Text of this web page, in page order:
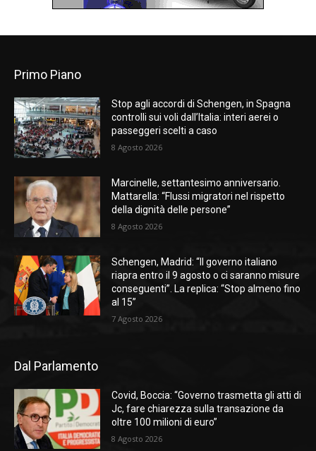
Primo Piano
Stop agli accordi di Schengen, in Spagna
controlli sui voli dall’Italia: interi aerei o
passeggeri scelti a caso
8 Agosto 2026
Marcinelle, settantesimo anniversario.
Mattarella: “Flussi migratori nel rispetto
della dignità delle persone”
8 Agosto 2026
Schengen, Madrid: “Il governo italiano
riapra entro il 9 agosto o ci saranno misure
conseguenti”. La replica: “Stop almeno fino
al 15”
7 Agosto 2026
Dal Parlamento
Covid, Boccia: “Governo trasmetta gli atti di
Jc, fare chiarezza sulla transazione da
oltre 100 milioni di euro”
8 Agosto 2026